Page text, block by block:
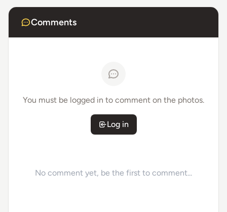
Comments
You must be logged in to comment on the photos.
Log in
No comment yet, be the first to comment...